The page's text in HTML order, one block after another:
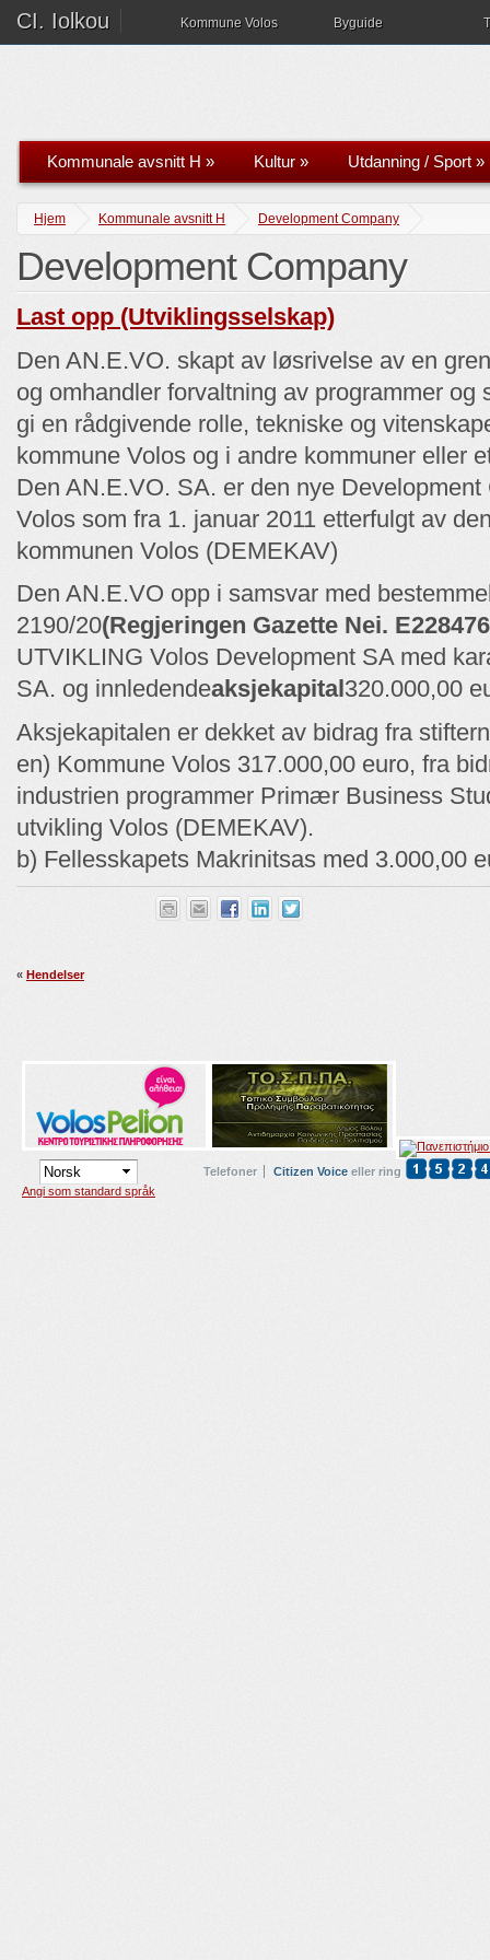
CI. Iolkou Kommune Volos Byguide
Kommunale avsnitt H » Kultur » Utdanning / Sport »
Hjem Kommunale avsnitt H Development Company
Development Company
Last opp (Utviklingsselskap)
Den AN.E.VO. skapt av løsrivelse av en
og omhandler forvaltning av programmer og
gi en rådgivende rolle, tekniske og
kommune Volos og i andre kommuner eller
Den AN.E.VO. SA. er den nye
Volos som fra 1. januar 2011 etterfulgt av
kommunen Volos (DEMEKAV)
Den AN.E.VO opp i samsvar med
2190/20(Regjeringen Gazette Nei.
UTVIKLING Volos Development SA med
SA. og innledendeaksjekapital320.000,00
Aksjekapitalen er dekket av bidrag fra
en) Kommune Volos 317.000,00 euro, fra
industrien programmer Primær Business
utvikling Volos (DEMEKAV).
b) Fellesskapets Makrinitsas med 3.000,00
« Hendelser
Angi som standard språk
Telefoner Citizen Voice eller ring